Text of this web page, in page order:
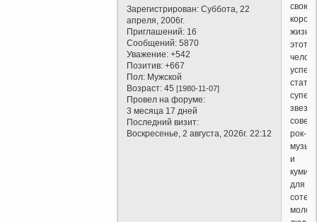
Зарегистрирован: Суббота, 22
апреля, 2006г.
Приглашений: 16
Сообщений: 5870
Уважение: +542
Позитив: +667
Пол: Мужской
Возраст: 45[1980-11-07]
Провел на форуме:
3 месяца 17 дней
Последний визит:
Воскресенье, 2 августа, 2026г. 22:12
свою
жизнь
этот
успел
стать
супер-
рок-
и
для
сотен